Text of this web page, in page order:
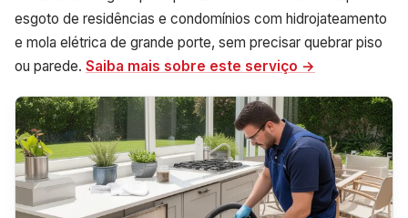
esgoto de residências e condomínios com hidrojateamento
e mola elétrica de grande porte, sem precisar quebrar piso
ou parede. Saiba mais sobre este serviço →